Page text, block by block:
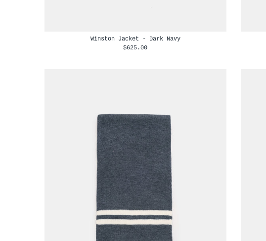
Winston Jacket - Dark Navy
$625.00